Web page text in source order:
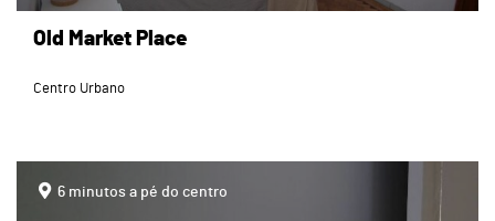
Old Market Place
Centro Urbano
6 minutos a pé do centro